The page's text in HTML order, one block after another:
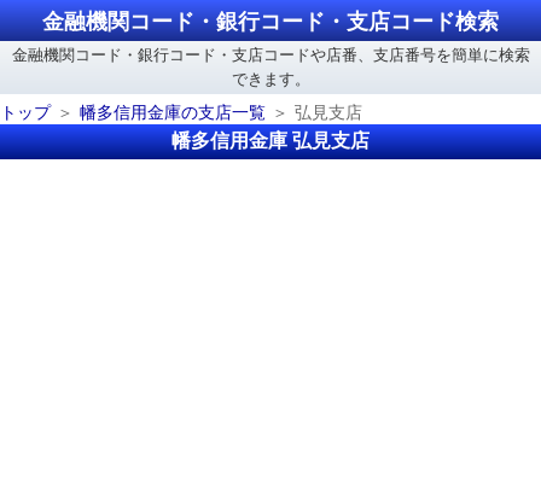
金融機関コード・銀行コード・支店コード検索
金融機関コード・銀行コード・支店コードや店番、支店番号を簡単に検索
できます。
トップ
幡多信用金庫の支店一覧 弘見支店
幡多信用金庫 弘見支店